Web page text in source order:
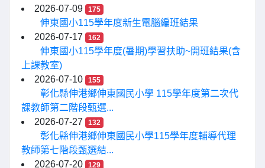
2026-07-09
175
伸東國小115學年度新生電腦編班結果
2026-07-17
162
伸東國小115學年度(暑期)學習扶助~開班結果(含
上課教室)
2026-07-10
155
彰化縣伸港鄉伸東國民小學 115學年度第二次代
課教師第二階段甄選...
2026-07-27
132
彰化縣伸港鄉伸東國民小學115學年度輔導代理
教師第七階段甄選結...
2026-07-20
129